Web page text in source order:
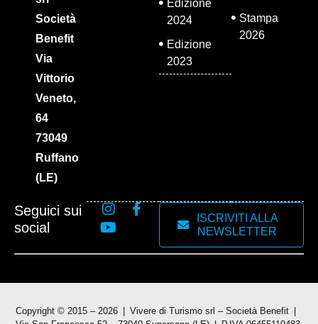
Società
Benefit
Via
Vittorio
Veneto,
64
73049
Ruffano
(LE)
Edizione
2024
Edizione
2023
Stampa
2026
Seguici sui
social
ISCRIVITI ALLA
NEWSLETTER
Copyright © 2015 – 2026
Vivere di Turismo srl – Società Benefit